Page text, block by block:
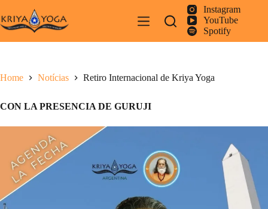
para
o
Instagram
YouTube
Spotify
Home Notícias Retiro Internacional de Kriya Yoga
CON LA PRESENCIA DE GURUJI